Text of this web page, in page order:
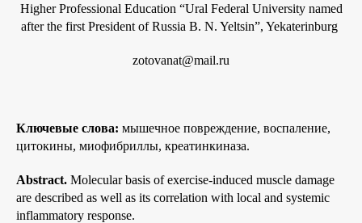
Higher Professional Education “Ural Federal University named
after the first President of Russia B. N. Yeltsin”, Yekaterinburg
zotovanat@mail.ru
Ключевые слова: мышечное повреждение, воспаление,
цитокины, миофибриллы, креатинкиназа.
Abstract. Molecular basis of exercise-induced muscle damage
are described as well as its correlation with local and systemic
inflammatory response.